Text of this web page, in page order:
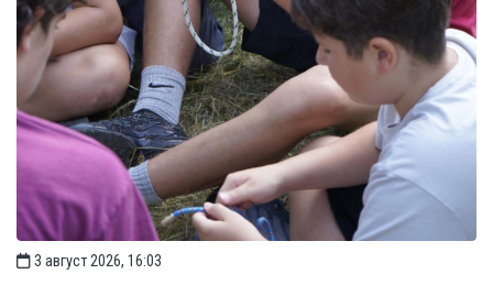
3 август 2026, 16:03